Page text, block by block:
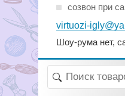
созвон при
virtuozi-
Шоу-рума нет,